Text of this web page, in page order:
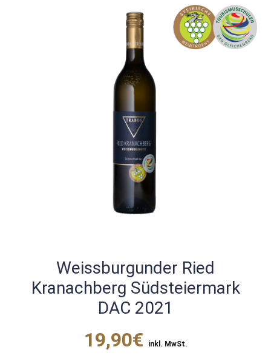
Weissburgunder Ried
Kranachberg Südsteiermark
DAC 2021
19,90€ inkl. MwSt.